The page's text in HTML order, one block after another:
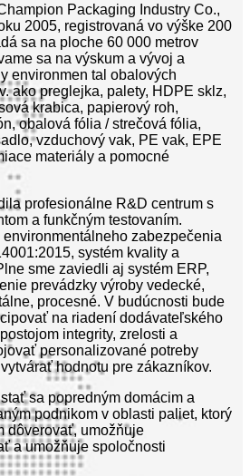
Packaging Industry Co.,
2005, registrovaná vo výške 200
sa na ploche 60 000 metrov
sa na výskum a vývoj a
environmen tal obalových
ako preglejka, palety, HDPE sklz,
krabica, papierový roh,
obalová fólia / strečová fólia,
vzduchový vak, PE vak, EPE
materiály a pomocné
profesionálne R&D centrum s
a funkčným testovaním.
zabezpečenia
systém kvality a
sme zaviedli aj systém ERP,
prevádzky výroby vedecké,
procesné. V budúcnosti bude
na riadení dodávateľského
integrity, zrelosti a
personalizované potreby
hodnotu pre zákazníkov.
sa popredným domácim a
podnikom v oblasti paliet, ktorý
dôverovať, umožňuje
a umožňuje spoločnosti